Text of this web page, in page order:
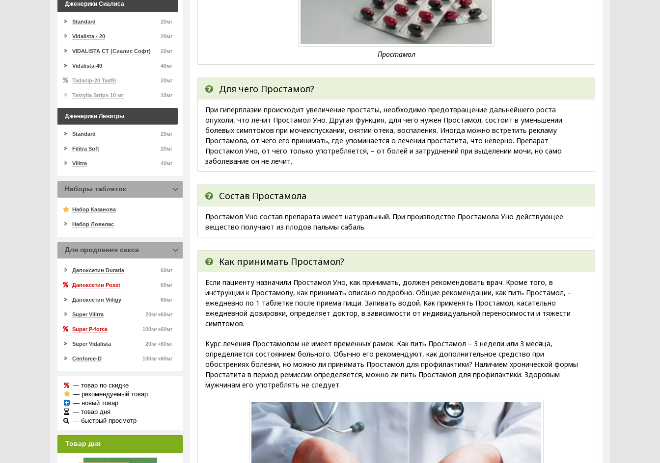
Для чего Простамол?
При гиперплазии происходит увеличение простаты, необходимо предотвращение дальнейшего роста
опухоли, что лечит Простамол Уно. Другая функция, для чего нужен Простамол, состоит в уменьшении
болевых симптомов при мочеиспускании, снятии отека, воспаления. Иногда можно встретить рекламу
Простамола, от чего его принимать, где упоминается о лечении простатита, что неверно. Препарат
Простамол Уно, от чего только употребляется, – от болей и затруднений при выделении мочи, но само
заболевание он не лечит.
Состав Простамола
Простамол Уно состав препарата имеет натуральный. При производстве Простамола Уно действующее
вещество получают из плодов пальмы сабаль.
Как принимать Простамол?
Если пациенту назначили Простамол Уно, как принимать, должен рекомендовать врач. Кроме того, в
инструкции к Простамолу, как принимать описано подробно. Общие рекомендации, как пить Простамол, –
ежедневно по 1 таблетке после приема пищи. Запивать водой. Как применять Простамол, касательно
ежедневной дозировки, определяет доктор, в зависимости от индивидуальной переносимости и тяжести
симптомов.
Курс лечения Простамолом не имеет временных рамок. Как пить Простамол – 3 недели или 3 месяца,
определяется состоянием больного. Обычно его рекомендуют, как дополнительное средство при
обострениях болезни, но можно ли принимать Простамол для профилактики? Наличием хронической формы
Простатита в период ремиссии определяется, можно ли пить Простамол для профилактики. Здоровым
мужчинам его употреблять не следует.
Дженерики Сиалиса
20мг
Standard
20мг
Vidalista - 20
20мг
VIDALISTA CT (Сиалис Софт)
40мг
Vidalista-40
20мг
Tadacip-20 Tadfil
10мг
Tastylia Strips 10 мг
Дженерики Левитры
20мг
Standard
20мг
Filitra Soft
40мг
Vilitra
Наборы таблеток
Набор Казанова
Набор Ловелас
Для продления секса
60мг
Дапоксетин Duratia
60мг
Дапоксетин Poxet
60мг
Дапоксетин Vriligy
20мг+60мг
Super Vilitra
100мг+60мг
Super P-force
20мг+60мг
Super Vidalista
100мг+60мг
Cenforce-D
— товар по скидке
— рекомендуемый товар
— новый товар
— товар дня
— быстрый просмотр
Товар дня